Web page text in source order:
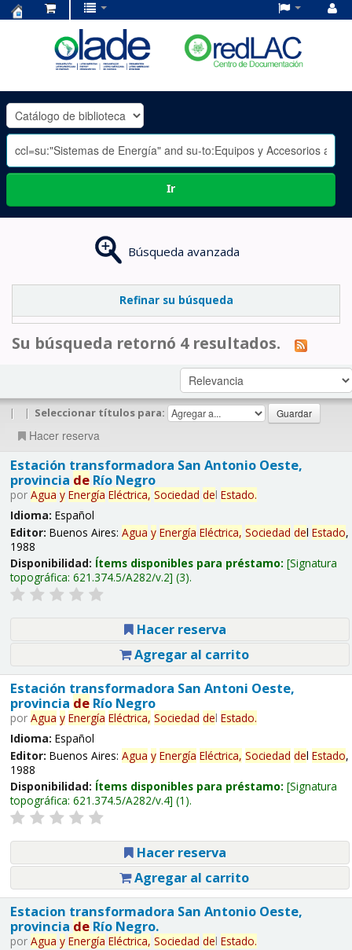
OLADE
-
Ir
Búsqueda avanzada
Refinar su búsqueda
Su búsqueda retornó 4 resultados.
| | Seleccionar títulos para:
Hacer reserva
Estación transformadora San Antonio Oeste,
provincia deRío Negro
por Agua y Energía Eléctrica, Sociedad del Estado.
Idioma: Español
Editor: Buenos Aires: Agua y Energía Eléctrica, Sociedad del Estado,
1988
Disponibilidad: Ítems disponibles para préstamo: Signatura
topográfica: 621.374.5/A282/v.2 (3).
Hacer reserva
Agregar al carrito
Estación transformadora San Antoni Oeste,
provincia deRío Negro
por Agua y Energía Eléctrica, Sociedad del Estado.
Idioma: Español
Editor: Buenos Aires: Agua y Energía Eléctrica, Sociedad del Estado,
1988
Disponibilidad: Ítems disponibles para préstamo: Signatura
topográfica: 621.374.5/A282/v.4 (1).
Hacer reserva
Agregar al carrito
Estacion transformadora San Antonio Oeste,
provincia deRío Negro.
por Agua y Energía Eléctrica, Sociedad del Estado.